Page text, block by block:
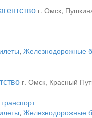
г. Омск,
, Железнодорожные
г. Омск, Красный
, Железнодорожные